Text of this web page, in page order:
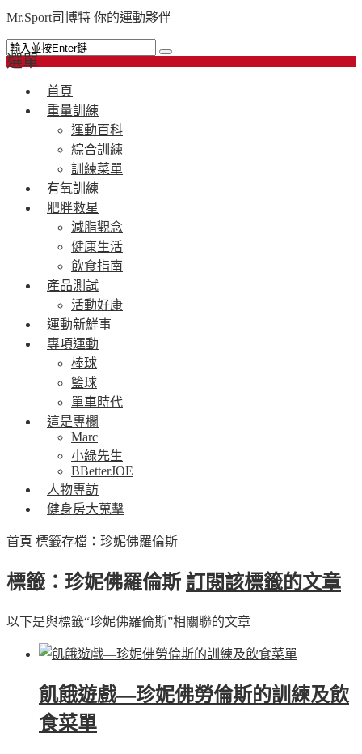
Mr.Sport司博特 你的運動夥伴
選單
首頁
重量訓練
運動百科
綜合訓練
訓練菜單
有氧訓練
肥胖救星
減脂觀念
健康生活
飲食指南
產品測試
活動好康
運動新鮮事
專項運動
棒球
籃球
單車時代
這是專欄
Marc
小綠先生
BBetterJOE
人物專訪
健身房大蒐擊
首頁 標籤存檔：珍妮佛羅倫斯
標籤：珍妮佛羅倫斯 訂閱該標籤的文章
以下是與標籤“珍妮佛羅倫斯”相關聯的文章
飢餓遊戲—珍妮佛勞倫斯的訓練及飲
食菜單